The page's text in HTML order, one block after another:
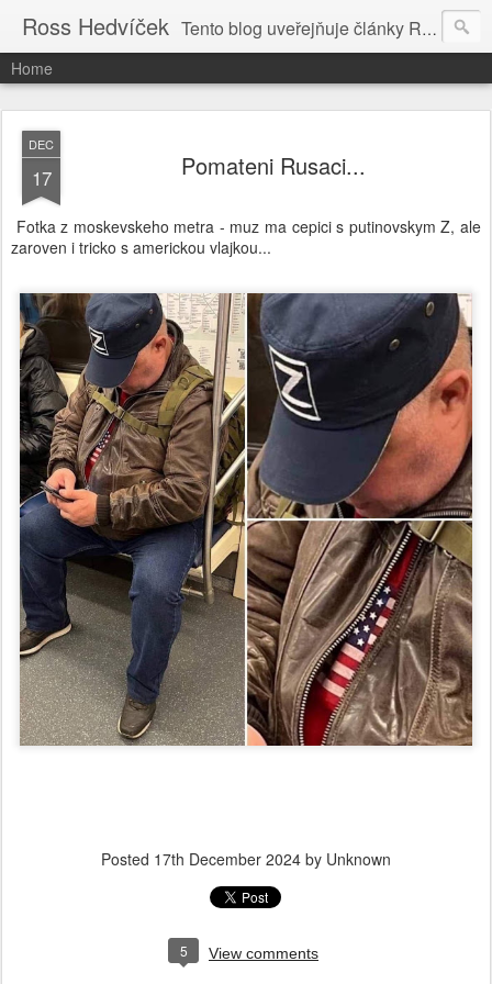
Ross Hedvíček Tento blog uveřejňuje články Ross Hedvíčka v češtině (pokud budu mit naladu) - s editacni pomoci Ludvika Dedika.
Home
DEC
17 Pomateni Rusaci...
Fotka z moskevskeho metra - muz ma cepici s putinovskym Z, ale
zaroven i tricko s americkou vlajkou...
Posted 17th December 2024 by Unknown
5 View comments